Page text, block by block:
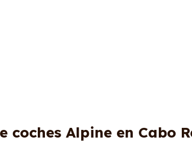
coches Alpine en Cabo